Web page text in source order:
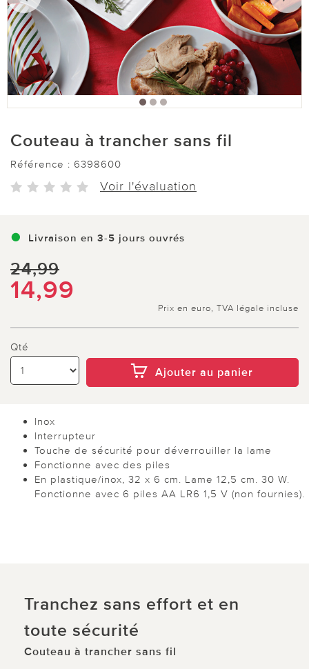
Couteau à trancher sans fil
Référence : 6398600
Voir l'évaluation
Livraison en 3-5 jours ouvrés
24,99
14,99
Prix en euro, TVA légale incluse
Qté
Ajouter au panier
Inox
Interrupteur
Touche de sécurité pour déverrouiller la lame
Fonctionne avec des piles
En plastique/inox, 32 x 6 cm. Lame 12,5 cm. 30 W.
Fonctionne avec 6 piles AA LR6 1,5 V (non fournies).
Tranchez sans effort et en
toute sécurité
Couteau à trancher sans fil